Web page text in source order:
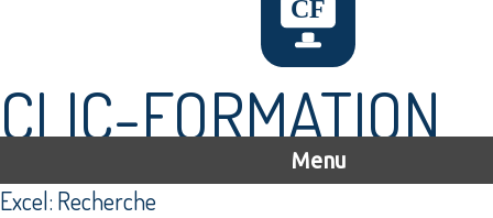
CLIC-FORMATION
Menu
Excel: Recherche